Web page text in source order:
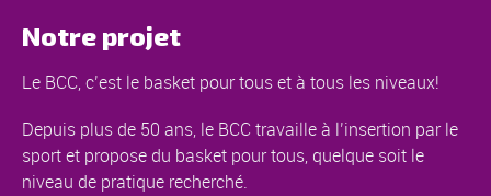
Notre projet
Le BCC, c’est le basket pour tous et à tous les niveaux!
Depuis plus de 50 ans, le BCC travaille à l’insertion par le
sport et propose du basket pour tous, quelque soit le
niveau de pratique recherché.